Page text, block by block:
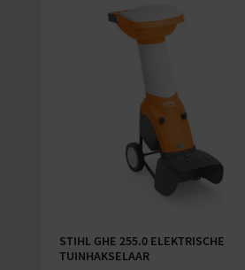
STIHL GHE 255.0 ELEKTRISCHE
TUINHAKSELAAR